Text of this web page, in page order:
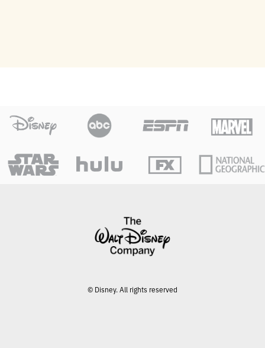
© Disney. All rights reserved